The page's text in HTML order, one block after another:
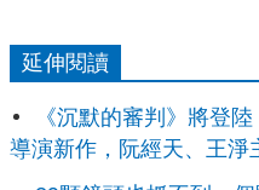
延伸閱讀
《沉默的審判》將登
導演新作，阮經天、王淨